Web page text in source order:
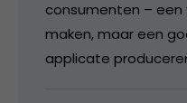
consumenten – een
maken, maar een
applicate